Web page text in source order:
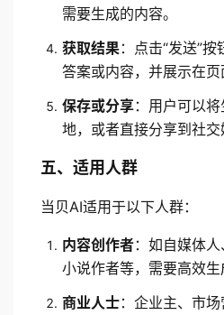
需要生成的内容。
获取结果：点击“发送”
答案或内容，并展示在页
保存或分享：用户可以
地，或者直接分享到社交
五、适用人群
当贝AI适用于以下人群：
内容创作者：如自媒体人
小说作者等，需要高效生
商业人士：企业主、市